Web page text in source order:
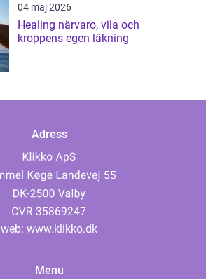
04 maj 2026
Healing närvaro, vila och
kroppens egen läkning
Adress
web: www.klikko.dk
Menu